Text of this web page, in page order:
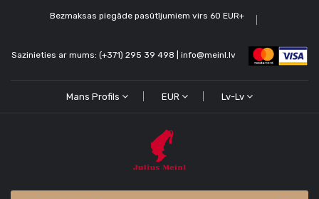
Bezmaksas piegāde pasūtījumiem virs 60 EUR+
Sazinieties ar mums: (+371) 295 39 498 | info@meinl.lv
Mans Profils EUR Lv-Lv